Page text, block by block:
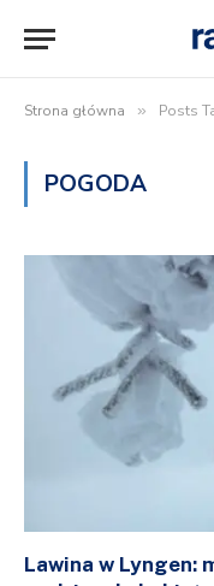
Strona główna » Posts
POGODA
Lawina w Lyngen: